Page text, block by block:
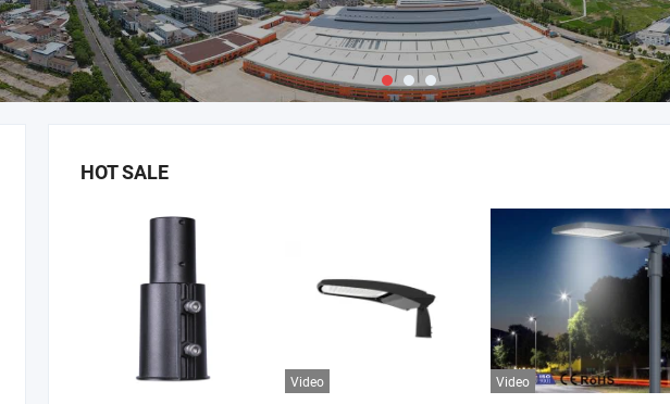
HOT SALE
Video Video